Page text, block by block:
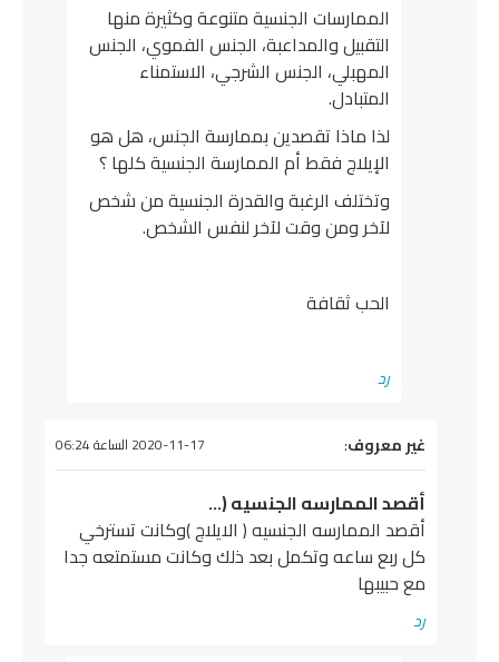
الممارسات الجنسية متنوعة وكثيرة منها
التقبيل والمداعبة، الجنس الفموي، الجنس
المهبلي، الجنس الشرجي، الاستمناء
المتبادل.
لذا ماذا تقصدين بممارسة الجنس، هل هو
الإيلاج فقط أم الممارسة الجنسية كلها ؟
وتختلف الرغبة والقدرة الجنسية من شخص
لآخر ومن وقت لآخر لنفس الشخص.
الحب ثقافة
رد
يقول
غير معروف: 2020-11-17 الساعة 06:24
أقصد الممارسه الجنسيه (…
أقصد الممارسه الجنسيه ( الايلاج )وكانت تسترخي
كل ربع ساعه وتكمل بعد ذلك وكانت مستمتعه جدا
مع حبيبها
رد